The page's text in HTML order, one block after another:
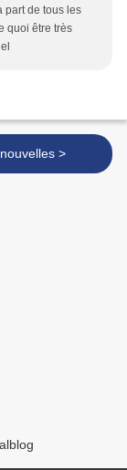
part de tous les
quoi être très
Les nouvelles >